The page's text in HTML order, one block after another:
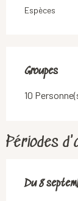
Espèces
Groupes
Groupes
10
Périodes
Du8
Du8